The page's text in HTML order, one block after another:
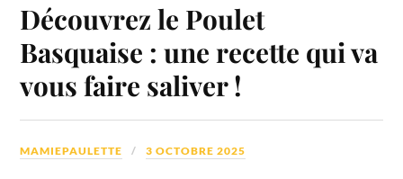
Découvrez le Poulet
Basquaise : une recette qui va
vous faire saliver !
MAMIEPAULETTE 3 OCTOBRE 2025